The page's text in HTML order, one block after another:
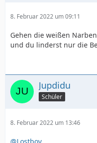
8. Februar 2022 um 09:11
Gehen die weißen
und du linderst nur die
Jupdidu
Schüler
8. Februar 2022 um 13:46